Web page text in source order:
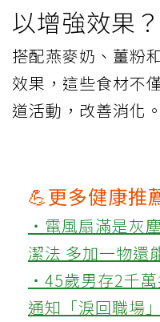
以增強效果？
搭配燕麥奶、薑粉
效果，這些食材不
道活動，改善消化。
💪更多健康推
‧電風扇滿是灰
潔法 多加一物還
‧45歲男存2千
通知「淚回職場